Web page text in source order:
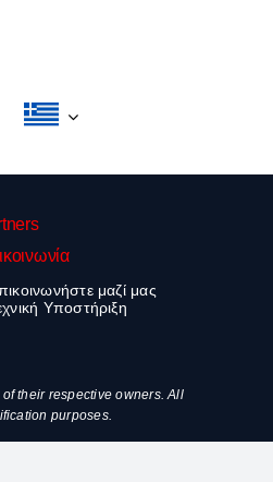
μαζί μας
Υποστήριξη
their respective owners. All
purposes.